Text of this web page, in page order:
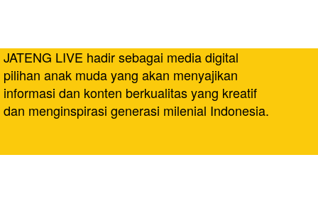
JATENG LIVE hadir sebagai media digital
pilihan anak muda yang akan menyajikan
informasi dan konten berkualitas yang kreatif
dan menginspirasi generasi milenial Indonesia.